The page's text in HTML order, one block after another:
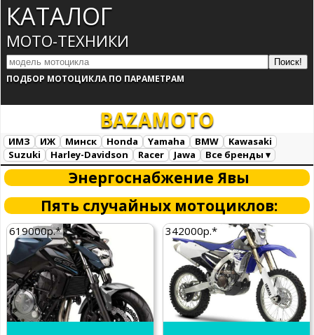
КАТАЛОГ
МОТО-ТЕХНИКИ
ПОДБОР МОТОЦИКЛА ПО ПАРАМЕТРАМ
BAZAMOTO
ИМЗ ИЖ Минск Honda Yamaha BMW
Kawasaki
Suzuki
Harley-Davidson Racer Jawa
Все бренды ▾
Все марки
Загрузка...
Энергоснабжение Явы
Пять случайных мотоциклов:
619000р.* 342000р.*